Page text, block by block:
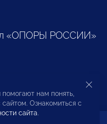
«ОПОРЫ РОССИИ»
и
нам понять,
сайтом. Ознакомиться с
сайта.